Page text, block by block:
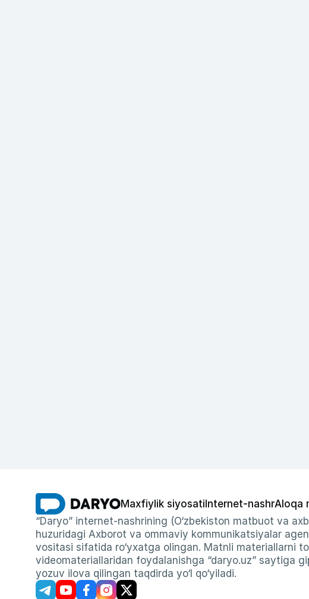
Maxfiylik siyosati Internet-nashrAloqa
“Daryo” internet-nashrining (O‘zbekiston matbuot va
huzuridagi Axborot va ommaviy kommunikatsiyalar
vositasi sifatida ro‘yxatga olingan. Matnli materiallarni
videomateriallaridan foydalanishga “daryo.uz” saytiga
yozuv ilova qilingan taqdirda yo‘l qo‘yiladi.